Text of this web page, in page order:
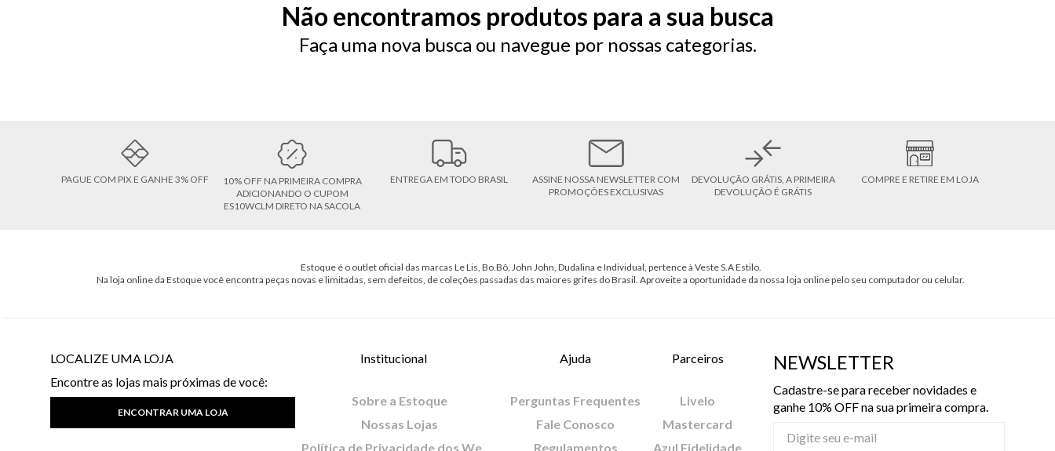
Não encontramos produtos para a sua busca
Faça uma nova busca ou navegue por nossas categorias.
PAGUE COM PIX E GANHE 3% OFF
10% OFF NA PRIMEIRA COMPRA
ADICIONANDO O CUPOM
ES10WCLM DIRETO NA SACOLA
ENTREGA EM TODO BRASIL
ASSINE NOSSA NEWSLETTER COM
PROMOÇÕES EXCLUSIVAS
DEVOLUÇÃO GRÁTIS, A PRIMEIRA
DEVOLUÇÃO É GRÁTIS
COMPRE E RETIRE EM LOJA
Estoque é o outlet oficial das marcas Le Lis, Bo.Bô, John John, Dudalina e Individual, pertence à Veste S.A Estilo.
Na loja online da Estoque você encontra peças novas e limitadas, sem defeitos, de coleções passadas das maiores grifes do Brasil. Aproveite a oportunidade da nossa loja online pelo seu computador ou celular.
LOCALIZE UMA LOJA
Encontre as lojas mais próximas de você:
ENCONTRAR UMA LOJA
Institucional
Sobre a Estoque
Nossas Lojas
Ajuda
Perguntas Frequentes
Fale Conosco
Regulamentos
Parceiros
Livelo
Mastercard
Azul Fidelidade
NEWSLETTER
Cadastre-se para receber novidades e
ganhe 10% OFF na sua primeira compra.